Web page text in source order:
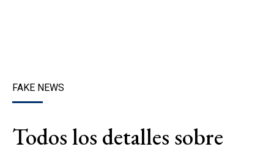
FAKE NEWS
Todos los detalles sobre